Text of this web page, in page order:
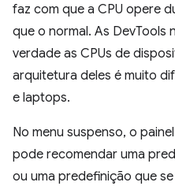
faz com que a CPU opere
que o normal. As DevTools
verdade as CPUs de
arquitetura deles é muito
e laptops.
No menu suspenso, o painel
pode recomendar uma
ou uma predefinição que